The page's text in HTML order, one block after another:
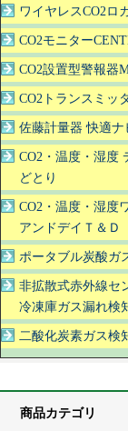
ワイヤレスCO2ロ
CO2モニター
CO2設置型警報器
CO2トランスミッ
佐藤計量器 快適ナ
CO2・温度・湿度
どとり
CO2・温度・湿度
アンドデイＴ＆Ｄ
ポータブル炭酸ガ
非拡散式赤外線セ
冷凍庫ガス漏れ検
二酸化炭素ガス検
商品カテゴリ